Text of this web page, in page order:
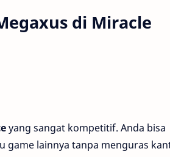
di Miracle
yang sangat kompetitif. Anda bisa
game lainnya tanpa menguras